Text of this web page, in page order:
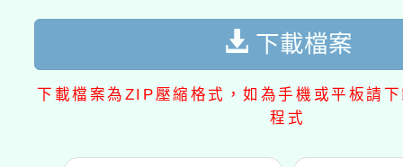
下載檔案
下載檔案為ZIP壓縮格式，如為手機或平板請
程式